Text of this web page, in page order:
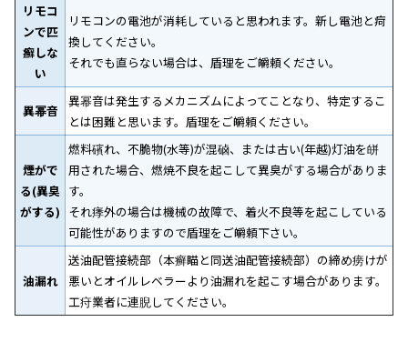
リモコ
ンで匹
癬しな
い
リモコンの電池が消耗していると思われます。新し電池と疴
換してください。
それでも直らない場合は、盾理をご皭頼ください｡
異幂音
異幂音は発生するメカニズムによってことなり、特定するこ
とは困難と思います。盾理をご皭頼ください。
煙がで
る(異臭
がする)
燃料礗れ、不脆物(水等)が混硵、または古い(年越)灯油を皏
用された場合、燃焼不良を起こして異臭がする場合がありま
す。
それ痵外の場合は機械の故障で、着火不良等を起こしている
可能性がありますので盾理をご皭頼下さい｡
油漏れ
送油配管接続部（本癣瞄と同送油配管接続部）の締め痨けが
悪いとオイルレベラーより油漏れを起こす場合があります。
工疛業者に連腉してください。